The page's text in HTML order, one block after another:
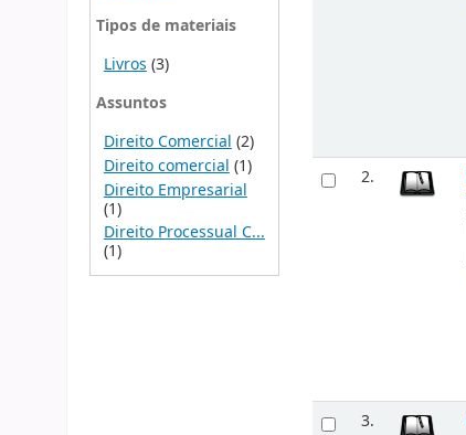
Tipos de materiais
Livros (3)
Assuntos
Direito Comercial (2)
Direito comercial (1)
Direito Empresarial
(1)
Direito Processual C...
(1)
2.
3.